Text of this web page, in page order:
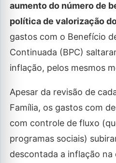
aumento do número de
política de valorização
gastos com o Benefício
Continuada (BPC)
inflação, pelos mesmos
Apesar da revisão de
Família, os gastos com
com controle de fluxo
programas sociais)
descontada a inflação